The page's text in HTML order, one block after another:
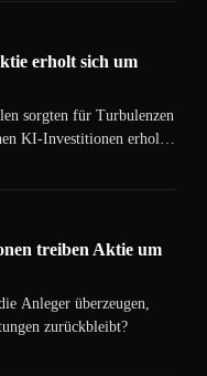
erholt sich um
sorgten für Turbulenzen
KI-Investitionen erholen
treiben Aktie um
Anleger überzeugen,
zurückbleibt?